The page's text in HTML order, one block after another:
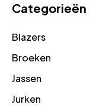
Categorieën
Blazers
Broeken
Jassen
Jurken